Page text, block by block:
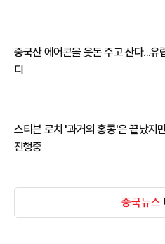
중국산 에어콘을 웃돈 주고 산다...유
디
스티븐 로치 '과거의 홍콩'은 끝났지
진행중
중국뉴스